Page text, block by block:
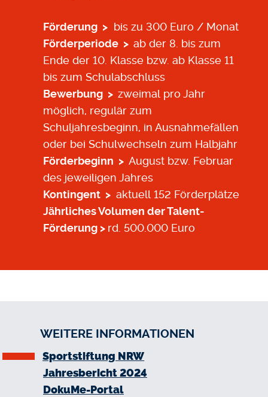
Förderung > bis zu 300 Euro / Monat
Förderperiode > ab der 8. bis zum
Ende der 10. Klasse bzw. ab Klasse 11
bis zum Schulabschluss
Bewerbung > zweimal pro Jahr
möglich, regulär zum
Schuljahresbeginn, in Ausnahmefällen
oder bei Schulwechseln zum Halbjahr
Förderbeginn > August bzw. Februar
des jeweiligen Jahres
Kontingent > aktuell 152 Förderplätze
Jährliches Volumen der Talent-
Förderung > rd. 500.000 Euro
WEITERE INFORMATIONEN
Sportstiftung NRW
Jahresbericht 2024
DokuMe-Portal